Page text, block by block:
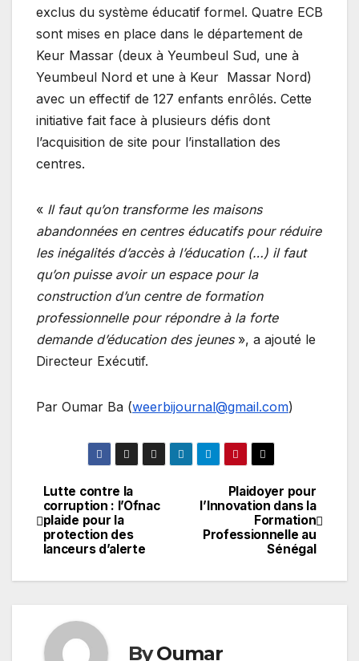
exclus du système éducatif formel. Quatre ECB
sont mises en place dans le département de
Keur Massar (deux à Yeumbeul Sud, une à
Yeumbeul Nord et une à Keur Massar Nord)
avec un effectif de 127 enfants enrôlés. Cette
initiative fait face à plusieurs défis dont
l’acquisition de site pour l’installation des
centres.
« Il faut qu’on transforme les maisons
abandonnées en centres éducatifs pour réduire
les inégalités d’accès à l’éducation (…) il faut
qu’on puisse avoir un espace pour la
construction d’un centre de formation
professionnelle pour répondre à la forte
demande d’éducation des jeunes», a ajouté le
Directeur Exécutif.
Par Oumar Ba (weerbijournal@gmail.com)
Navigation
de
Plaidoyer pour
l’Innovation dans la
Formation
Professionnelle au
Sénégal
Lutte contre la
corruption : l’Ofnac
plaide pour la
protection des
lanceurs d’alerte
ByOumar